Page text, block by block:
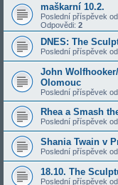
maškarní 10.2.
Poslední příspěvek od
Odpovědi: 2
DNES: The
Poslední příspěvek od
John
Olomouc
Poslední příspěvek od
Rhea a Smash
Poslední příspěvek od
Shania Twain v
Poslední příspěvek od
18.10. The
Poslední příspěvek od